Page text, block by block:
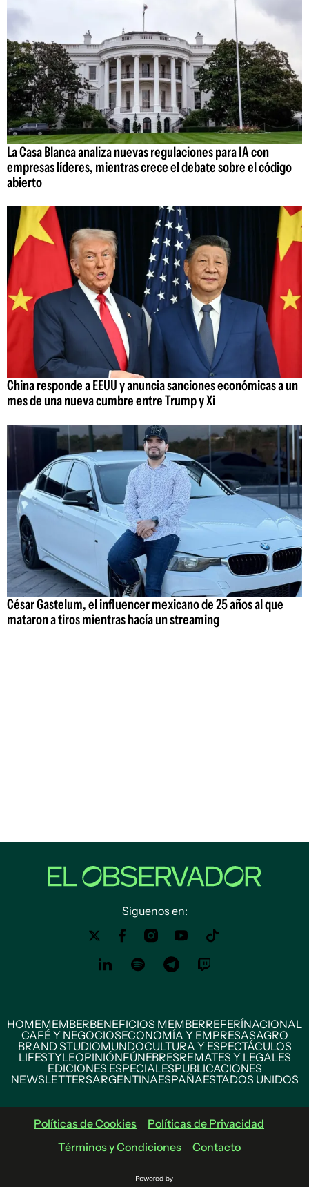
La Casa Blanca analiza nuevas regulaciones para IA con
empresas líderes, mientras crece el debate sobre el código
abierto
China responde a EEUU y anuncia sanciones económicas a un
mes de una nueva cumbre entre Trump y Xi
César Gastelum, el influencer mexicano de 25 años al que
mataron a tiros mientras hacía un streaming
Siguenos en:
HOMEMEMBERBENEFICIOS MEMBERREFERÍNACIONAL
CAFÉ Y NEGOCIOSECONOMÍA Y EMPRESASAGRO
BRAND STUDIOMUNDOCULTURA Y ESPECTÁCULOS
LIFESTYLEOPINIÓNFÚNEBRESREMATES Y LEGALES
EDICIONES ESPECIALESPUBLICACIONES
NEWSLETTERSARGENTINAESPAÑAESTADOS UNIDOS
Políticas de Cookies
Políticas de Privacidad
Términos y Condiciones
Contacto